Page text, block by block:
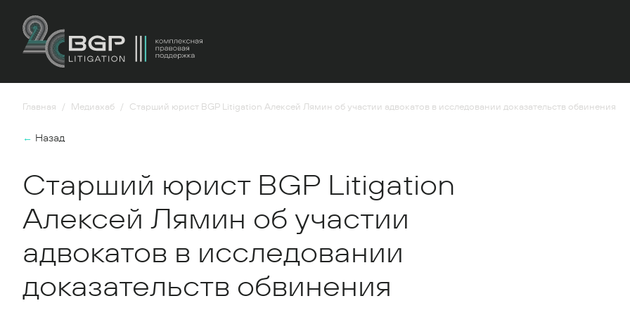
Главная Медиахаб Старший юрист BGP Litigation Алексей Лямин об участии адвокатов в исследовании доказательств обвинения
← Назад
Старший юрист BGP Litigation
Алексей Лямин об участии
адвокатов в исследовании
доказательств обвинения